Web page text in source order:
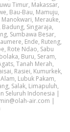
Timur, Makassar,
Bau-Bau, Mamuju,
Merauke,
Singaraja,
Sumbawa Besar,
Ende, Ruteng,
Rote Ndao, Sabu
Buru, Seram,
Tanah Merah,
Rasiei, Kumurkek,
Lubuk Pakam,
Salak, Limapuluh,
Seluruh Indonesia |
air.com |